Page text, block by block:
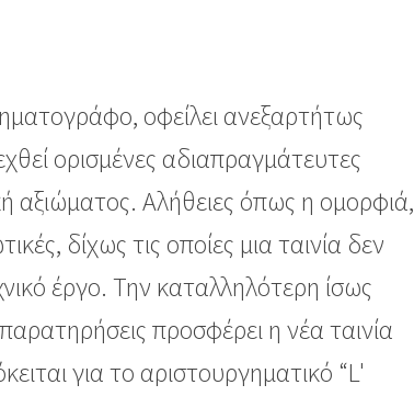
οφείλει ανεξαρτήτως
ορισμένες αδιαπραγμάτευτες
αξιώματος. Αλήθειες όπως η ομορφιά,
δίχως τις οποίες μια ταινία δεν
έργο. Την καταλληλότερη ίσως
προσφέρει η νέα ταινία
για το αριστουργηματικό “L'